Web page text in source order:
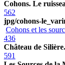
Cohons. Le
562
jpg/cohons-
Cohons et les
436
Château de
591